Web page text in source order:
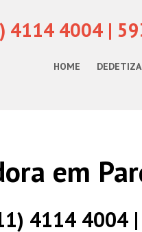
4114 4004 |
HOME
em
4114 4004